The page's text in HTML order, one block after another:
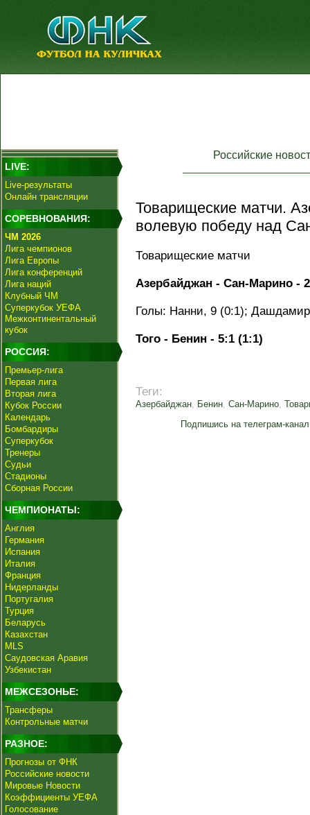
LIVE:
Live-результаты
Онлайн трансляции
СОРЕВНОВАНИЯ:
ЧМ 2026
Лига чемпионов
Лига Европы
Лига конференций
Лига наций
Клубный ЧМ
Суперкубок УЕФА
Межконтинентальный
кубок
РОССИЯ:
Премьер-лига
Первая лига
Вторая лига
Кубок России
Календарь
Бомбардиры
Суперкубок
Тренеры
Судьи
Стадионы
Сборная России
ЧЕМПИОНАТЫ:
Англия
Германия
Испания
Италия
Франция
Нидерланды
Португалия
Турция
Беларусь
Казахстан
MLS
Саудовская Аравия
Узбекистан
МЕЖСЕЗОНЬЕ:
Трансферы
Контрольные матчи
РАЗНОЕ:
Прогнозы от ФНК
Российские новости
Мировые Новости
Коэффициенты УЕФА
Голосование
Российские
Товарищеские матчи.
волевую победу над
Товарищеские матчи
Азербайджан - Сан-Марино -
Голы: Нанни, 9 (0:1);
Того - Бенин - 5:1 (1:1)
Теги:
Азербайджан, Бенин, Сан-Марино,
Подпишись на телеграм-